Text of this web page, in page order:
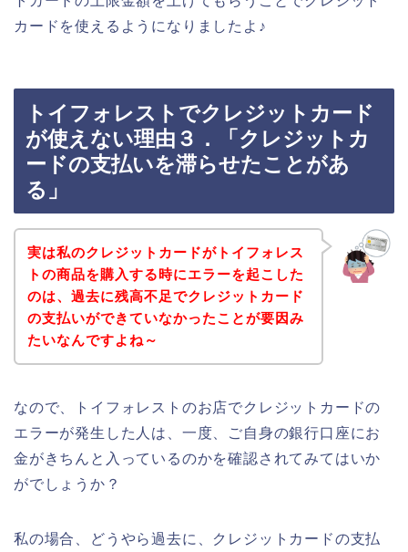
カードを使えるようになりましたよ♪
トイフォレストでクレジットカード
が使えない理由３．「クレジットカ
ードの支払いを滞らせたことがあ
る」
実は私のクレジットカードがトイフォレス
トの商品を購入する時にエラーを起こした
のは、過去に残高不足でクレジットカード
の支払いができていなかったことが要因み
たいなんですよね～
なので、トイフォレストのお店でクレジットカードの
エラーが発生した人は、一度、ご自身の銀行口座にお
金がきちんと入っているのかを確認されてみてはいか
がでしょうか？
私の場合、どうやら過去に、クレジットカードの支払